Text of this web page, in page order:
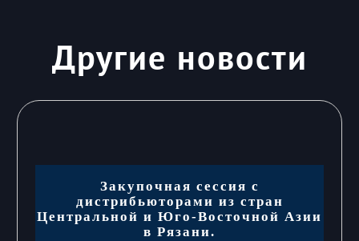
Другие новости
Закупочная сессия с
дистрибьюторами из стран
Центральной и Юго-Восточной Азии
в Рязани.